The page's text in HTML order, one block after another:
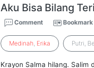
Aku Bisa Bilang
Comment Bookmark
Medinah, Erika Putri,
Krayon Salma hilang. Salim